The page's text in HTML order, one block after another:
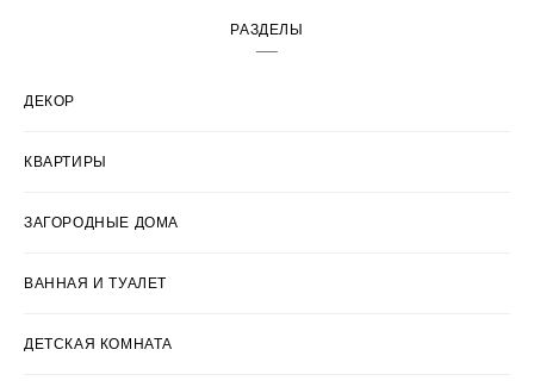
РАЗДЕЛЫ
ДЕКОР
КВАРТИРЫ
ЗАГОРОДНЫЕ ДОМА
ВАННАЯ И ТУАЛЕТ
ДЕТСКАЯ КОМНАТА